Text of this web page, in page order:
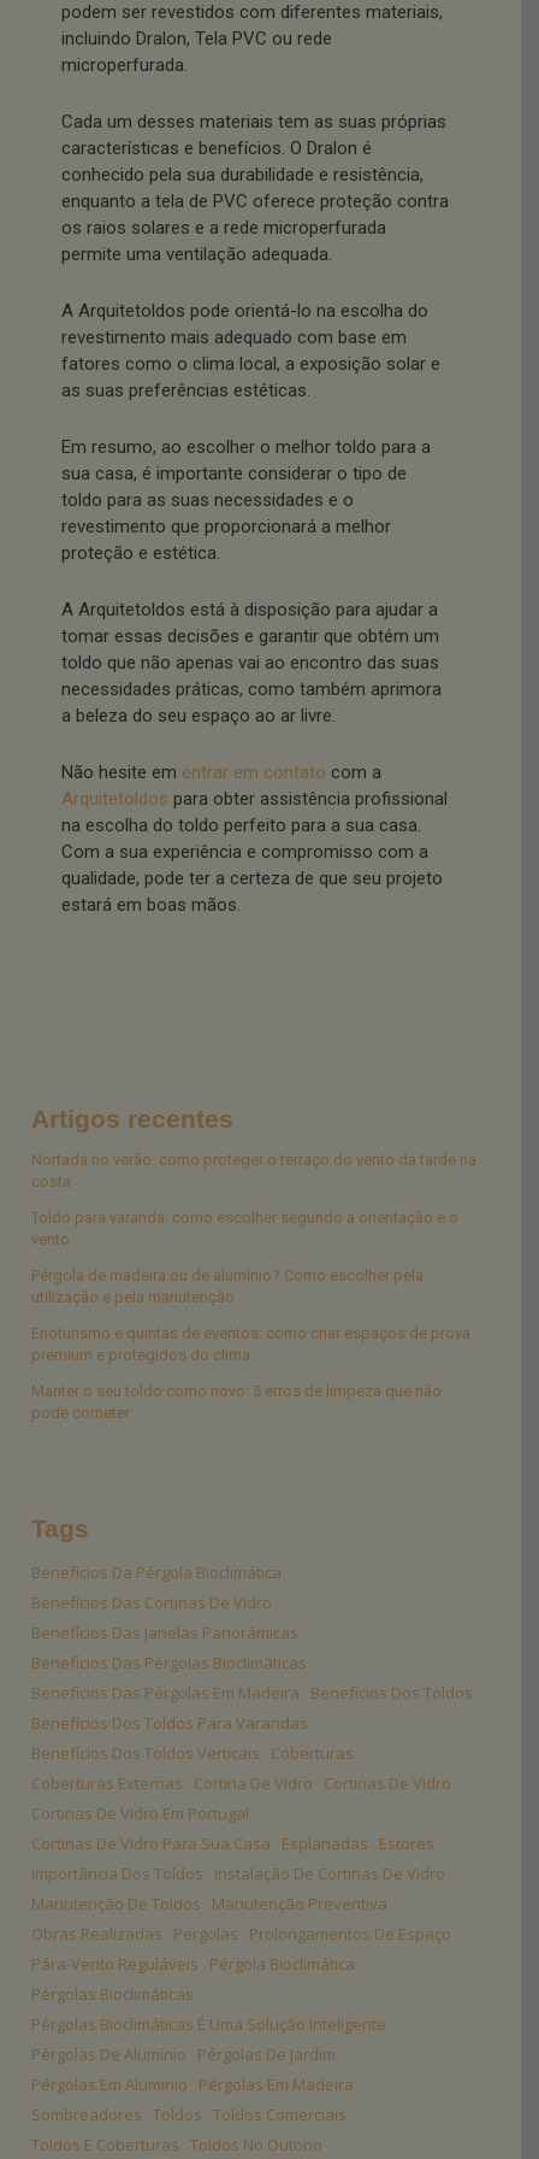
podem ser revestidos com diferentes materiais,
incluindo Dralon, Tela PVC ou rede
microperfurada.
Cada um desses materiais tem as suas próprias
características e benefícios. O Dralon é
conhecido pela sua durabilidade e resistência,
enquanto a tela de PVC oferece proteção contra
os raios solares e a rede microperfurada
permite uma ventilação adequada.
A Arquitetoldos pode orientá-lo na escolha do
revestimento mais adequado com base em
fatores como o clima local, a exposição solar e
as suas preferências estéticas.
Em resumo, ao escolher o melhor toldo para a
sua casa, é importante considerar o tipo de
toldo para as suas necessidades e o
revestimento que proporcionará a melhor
proteção e estética.
A Arquitetoldos está à disposição para ajudar a
tomar essas decisões e garantir que obtém um
toldo que não apenas vai ao encontro das suas
necessidades práticas, como também aprimora
a beleza do seu espaço ao ar livre.
Não hesite em entrar em contato com a
Arquitetoldos para obter assistência profissional
na escolha do toldo perfeito para a sua casa.
Com a sua experiência e compromisso com a
qualidade, pode ter a certeza de que seu projeto
estará em boas mãos.
Artigos recentes
Nortada no verão: como proteger o terraço do vento da tarde na
costa
Toldo para varanda: como escolher segundo a orientação e o
vento
Pérgola de madeira ou de alumínio? Como escolher pela
utilização e pela manutenção
Enoturismo e quintas de eventos: como criar espaços de prova
premium e protegidos do clima
Manter o seu toldo como novo: 5 erros de limpeza que não
pode cometer
Tags
Benefícios Da Pérgola Bioclimática
Benefícios Das Cortinas De Vidro
Benefícios Das Janelas Panorâmicas
Benefícios Das Pérgolas Bioclimáticas
Benefícios Das Pérgolas Em Madeira
Benefícios Dos Toldos
Benefícios Dos Toldos Para Varandas
Benefícios Dos Toldos Verticais
Coberturas
Coberturas Externas
Cortina De Vidro
Cortinas De Vidro
Cortinas De Vidro Em Portugal
Cortinas De Vidro Para Sua Casa
Esplanadas
Estores
Importância Dos Toldos
Instalação De Cortinas De Vidro
Manutenção De Toldos
Manutenção Preventiva
Obras Realizadas
Pergolas
Prolongamentos De Espaço
Pára-Vento Reguláveis
Pérgola Bioclimática
Pérgolas Bioclimáticas
Pérgolas Bioclimáticas É Uma Solução Inteligente
Pérgolas De Alumínio
Pérgolas De Jardim
Pérgolas Em Alumínio
Pérgolas Em Madeira
Sombreadores Toldos Toldos Comerciais
Toldos E Coberturas Toldos No Outono